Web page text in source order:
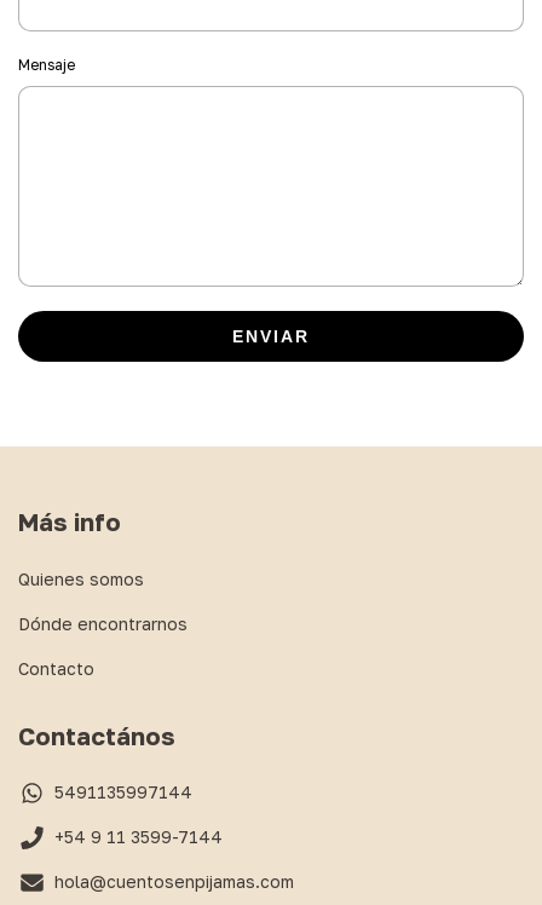
Mensaje
ENVIAR
Más info
Quienes somos
Dónde encontrarnos
Contacto
Contactános
5491135997144
+54 9 11 3599-7144
hola@cuentosenpijamas.com